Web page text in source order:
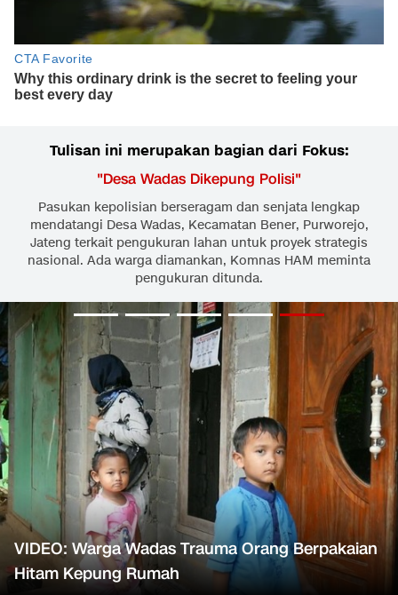
Tulisan ini merupakan bagian dari Fokus:
"Desa Wadas Dikepung Polisi"
Pasukan kepolisian berseragam dan senjata lengkap
mendatangi Desa Wadas, Kecamatan Bener, Purworejo,
Jateng terkait pengukuran lahan untuk proyek strategis
nasional. Ada warga diamankan, Komnas HAM meminta
pengukuran ditunda.
VIDEO: Warga Wadas Trauma Orang Berpakaian
Hitam Kepung Rumah